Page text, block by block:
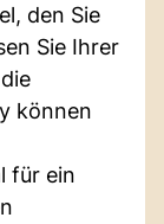
den Sie
Sie Ihrer
können
für ein